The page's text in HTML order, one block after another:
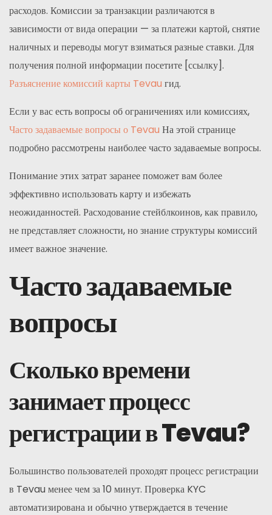
расходов. Комиссии за транзакции различаются в
зависимости от вида операции — за платежи картой, снятие
наличных и переводы могут взиматься разные ставки. Для
получения полной информации посетите [ссылку].
Разъяснение комиссий карты Tevau гид.
Если у вас есть вопросы об ограничениях или комиссиях,
Часто задаваемые вопросы о Tevau На этой странице
подробно рассмотрены наиболее часто задаваемые вопросы.
Понимание этих затрат заранее поможет вам более
эффективно использовать карту и избежать
неожиданностей. Расходование стейблкоинов, как правило,
не представляет сложности, но знание структуры комиссий
имеет важное значение.
Часто задаваемые
вопросы
Сколько времени
занимает процесс
регистрации в Tevau?
Большинство пользователей проходят процесс регистрации
в Tevau менее чем за 10 минут. Проверка KYC
автоматизирована и обычно утверждается в течение